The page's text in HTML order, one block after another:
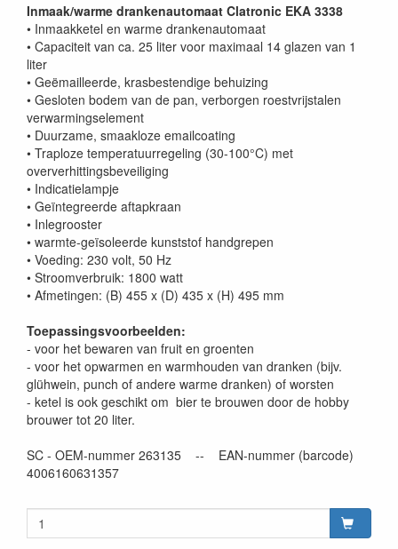
Inmaak/warme drankenautomaat Clatronic EKA 3338
• Inmaakketel en warme drankenautomaat
• Capaciteit van ca. 25 liter voor maximaal 14 glazen van 1
liter
• Geëmailleerde, krasbestendige behuizing
• Gesloten bodem van de pan, verborgen roestvrijstalen
verwarmingselement
• Duurzame, smaakloze emailcoating
• Traploze temperatuurregeling (30-100°C) met
oververhittingsbeveiliging
• Indicatielampje
• Geïntegreerde aftapkraan
• Inlegrooster
• warmte-geïsoleerde kunststof handgrepen
• Voeding: 230 volt, 50 Hz
• Stroomverbruik: 1800 watt
• Afmetingen: (B) 455 x (D) 435 x (H) 495 mm
Toepassingsvoorbeelden:
- voor het bewaren van fruit en groenten
- voor het opwarmen en warmhouden van dranken (bijv.
glühwein, punch of andere warme dranken) of worsten
- ketel is ook geschikt om bier te brouwen door de hobby
brouwer tot 20 liter.
SC - OEM-nummer 263135 -- EAN-nummer (barcode)
4006160631357